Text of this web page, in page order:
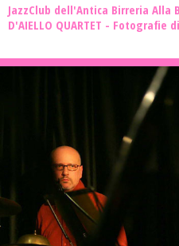
JazzClub dell'Antica Birreria Alla
D'AIELLO QUARTET - Fotografie